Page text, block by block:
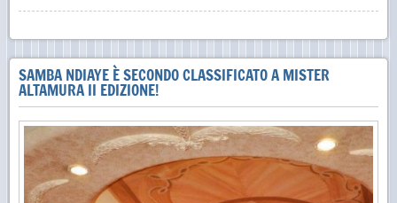
SAMBA NDIAYE È SECONDO CLASSIFICATO A MISTER
ALTAMURA II EDIZIONE!